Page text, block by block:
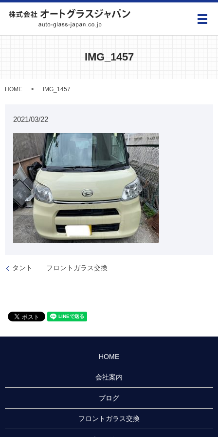
メ
IMG_1457
HOME IMG_1457
2021/03/22
タント フロントガラス交換
HOME
会社案内
ブログ
フロントガラス交換